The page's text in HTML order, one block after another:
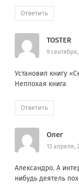
Ответить
TOSTER
9 сентября,
Установил книгу
Неплохая книга
Ответить
Олег
13 апреля,
Александро. А
нибудь деятель